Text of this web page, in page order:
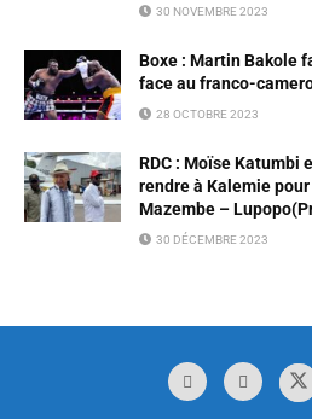
30 NOVEMBRE 2023
Boxe : Martin Bakole
face au franco-
28 OCTOBRE 2023
RDC : Moïse Katumbi
rendre à Kalemie
Mazembe –
30 DÉCEMBRE 2023